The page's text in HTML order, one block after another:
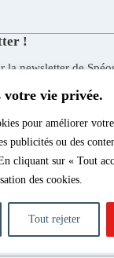
votre vie privée.
pour améliorer
publicités ou des
cliquant sur « Tout
des cookies.
Tout rejeter
!
la newsletter de
Galerie Spéos, aux
la newsletter de
à tout moment via le lien
sur le traitement de vos
politique de